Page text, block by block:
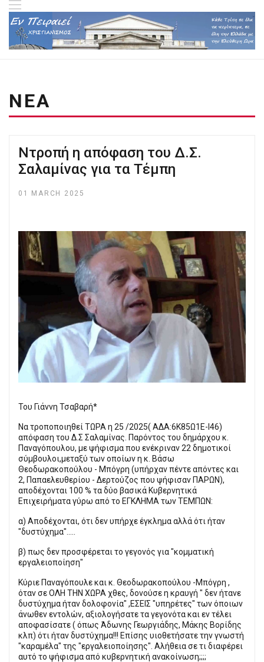
ΝΕΑ
Ντροπή η απόφαση του Δ.Σ.
Σαλαμίνας για τα Τέμπη
01 MARCH 2025
Του Γιάννη Τσαβαρή*
Να τροποποιηθεί ΤΩΡΑ η 25 /2025( ΑΔΑ:6Κ85Ω1Ε-Ι46)
απόφαση του Δ.Σ Σαλαμίνας. Παρόντος του δημάρχου κ.
Παναγόπουλου, με ψήφισμα που ενέκριναν 22 δημοτικοί
σύμβουλοι,μεταξύ των οποίων η κ. Βάσω
Θεοδωρακοπούλου - Μπόγρη (υπήρχαν πέντε απόντες και
2, Παπαελευθερίου - Δερτούζος που ψήφισαν ΠΑΡΩΝ),
αποδέχονται 100 % τα δύο βασικά Κυβερνητικά
Επιχειρήματα γύρω από το ΕΓΚΛΗΜΑ των ΤΕΜΠΩΝ:
α) Αποδέχονται, ότι δεν υπήρχε έγκλημα αλλά ότι ήταν
"δυστύχημα".....
β) πως δεν προσφέρεται το γεγονός για "κομματική
εργαλειοποίηση"
Κύριε Παναγόπουλε και κ. Θεοδωρακοπούλου -Μπόγρη ,
όταν σε ΟΛΗ ΤΗΝ ΧΩΡΑ χθες, δονούσε η κραυγή " δεν ήτανε
δυστύχημα ήταν δολοφονία" ,ΕΣΕΙΣ "υπηρέτες" των όποιων
άνωθεν εντολών, αξιολογήσατε τα γεγονότα και εν τέλει
αποφασίσατε ( όπως Άδωνης Γεωργιάδης, Μάκης Βορίδης
κλπ) ότι ήταν δυστύχημα!!! Επίσης υιοθετήσατε την γνωστή
"καραμέλα" της "εργαλειοποίησης". Αλήθεια σε τι διαφέρει
αυτό το ψήφισμα από κυβερνητική ανακοίνωση;;;;